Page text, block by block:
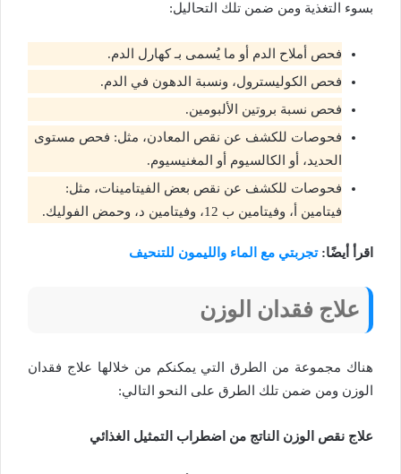
بسوء التغذية ومن ضمن تلك التحاليل:
فحص أملاح الدم أو ما يُسمى بـ كهارل الدم.
فحص الكوليسترول، ونسبة الدهون في الدم.
فحص نسبة بروتين الألبومين.
فحوصات للكشف عن نقص المعادن، مثل: فحص مستوى
الحديد، أو الكالسيوم أو المغنيسيوم.
فحوصات للكشف عن نقص بعض الفيتامينات، مثل:
فيتامين أ، وفيتامين ب 12، وفيتامين د، وحمض الفوليك.
اقرأ أيضًا:تجربتي مع الماء والليمون للتنحيف
علاج فقدان الوزن
هناك مجموعة من الطرق التي يمكنكم من خلالها علاج فقدان
الوزن ومن ضمن تلك الطرق على النحو التالي:
علاج نقص الوزن الناتج من اضطراب التمثيل الغذائي